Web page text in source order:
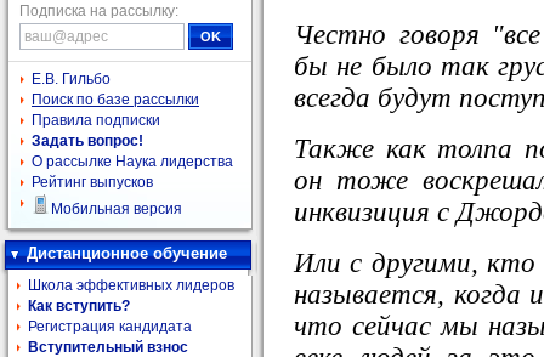
Подписка на рассылку:
Е.В. Гильбо
Поиск по базе рассылки
Правила подписки
Задать вопрос!
О рассылке Наука лидерства
Рейтинг выпусков
Мобильная версия
Дистанционное обучение
Школа эффективных лидеров
Как вступить?
Регистрация кандидата
Вступительный взнос
Честно говоря
бы не было так
всегда будут
Также как толпа
он тоже
инквизиция с
Или с другими, кто
называется, когда
что сейчас мы